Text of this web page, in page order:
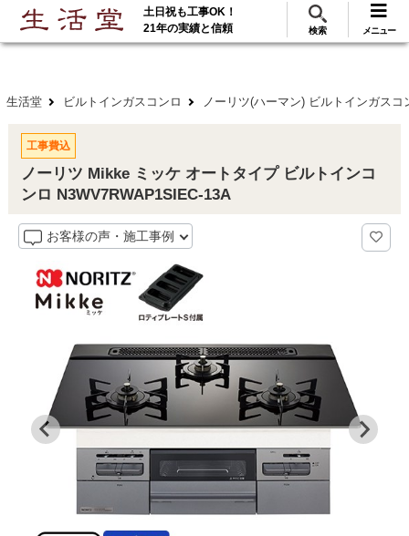
ご利用 288万･工事実績117万件! 無料見積
土日祝も工事OK！
21年の実績と信頼
検索 メニュー
生活堂 ビルトインガスコンロ ノーリツ(ハーマン) ビルトインガスコ
工事費込
ノーリツ Mikke ミッケ オートタイプ ビルトインコ
ンロ N3WV7RWAP1SIEC-13A
お客様の声・施工事例